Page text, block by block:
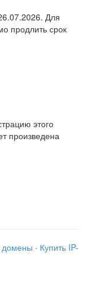
Для
продлить срок
этого
произведена
· Купить IP-